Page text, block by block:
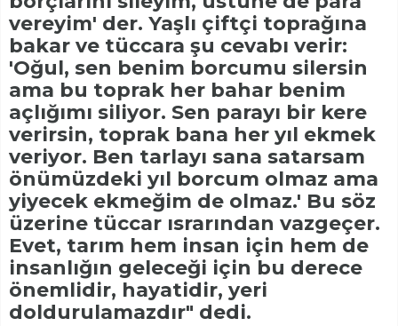
vereyim' der. Yaşlı çiftçi toprağına
bakar ve tüccara şu cevabı verir:
'Oğul, sen benim borcumu silersin
ama bu toprak her bahar benim
açlığımı siliyor. Sen parayı bir kere
verirsin, toprak bana her yıl ekmek
veriyor. Ben tarlayı sana satarsam
önümüzdeki yıl borcum olmaz ama
yiyecek ekmeğim de olmaz.' Bu söz
üzerine tüccar ısrarından vazgeçer.
Evet, tarım hem insan için hem de
insanlığın geleceği için bu derece
önemlidir, hayatidir, yeri
doldurulamazdır" dedi.